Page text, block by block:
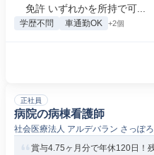
免許 いずれかを所持で可...
学歴不問 車通勤OK +2個
正社員
病院の病棟看護師
社会医療法人 アルデバラン さっぽ
賞与4.75ヶ月分で年休120日！